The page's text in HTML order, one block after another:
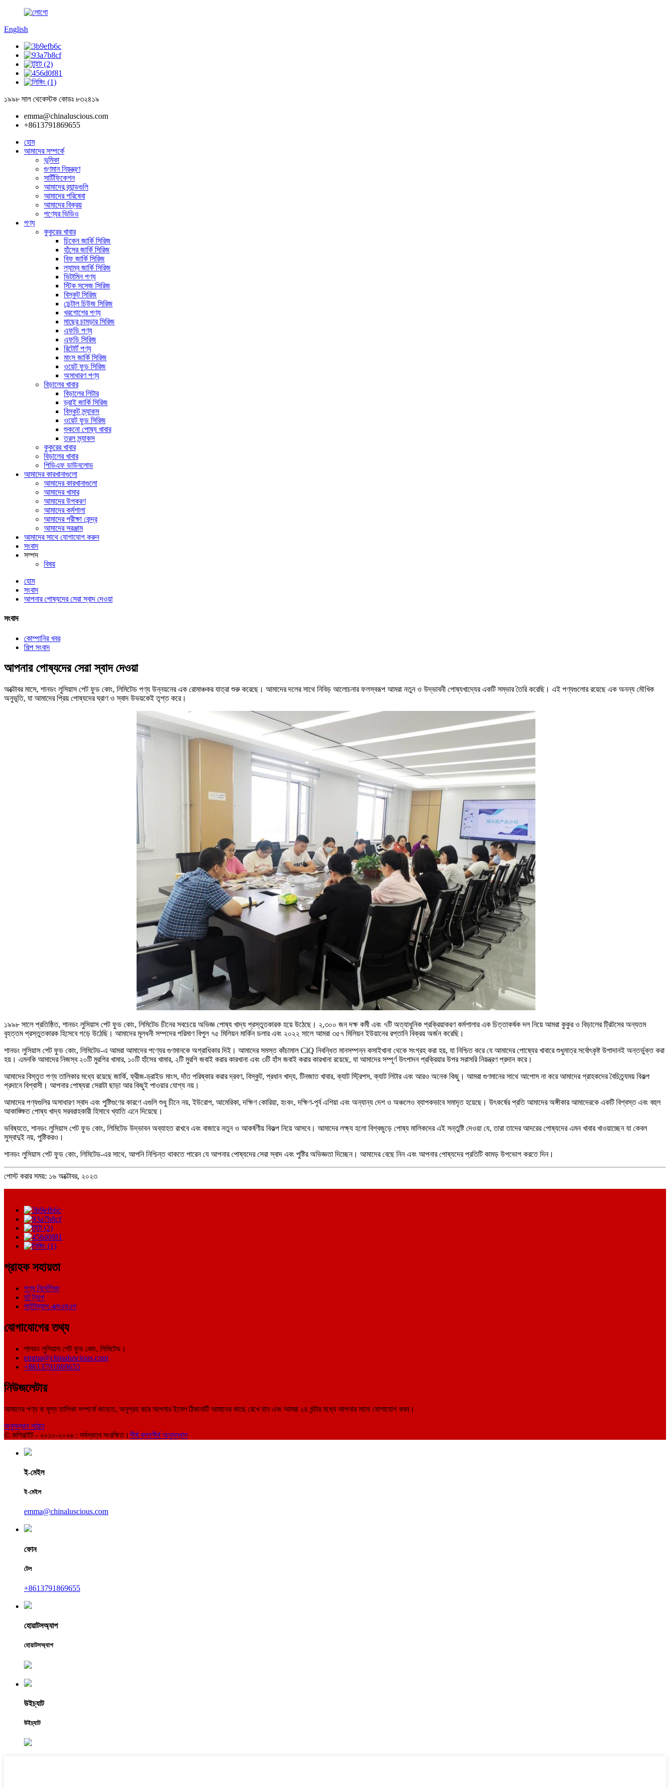
English
১৯৯৮ সাল থেকেস্টক কোডঃ ৮৩২৪১৯
emma@chinaluscious.com
+8613791869655
হোম
আমাদের সম্পর্কে
ভূমিকা
গুণমান নিয়ন্ত্রণ
সার্টিফিকেশন
আমাদের ব্র্যান্ডগুলি
আমাদের পরিষেবা
আমাদের বিক্রয়
পণ্যের ভিডিও
পণ্য
কুকুরের খাবার
চিকেন জার্কি সিরিজ
হাঁসের জার্কি সিরিজ
বিফ জার্কি সিরিজ
ল্যাম্ব জার্কি সিরিজ
ভিটামিন পণ্য
স্টিক সসেজ সিরিজ
বিস্কুট সিরিজ
ডেন্টাল চিউজ সিরিজ
খরগোশের পণ্য
মাছের চামড়ার সিরিজ
এফডি পণ্য
এফডি সিরিজ
রিটোর্ট পণ্য
মাংস জার্কি সিরিজ
ওয়েট ফুড সিরিজ
অসাধারণ পণ্য
বিড়ালের খাবার
বিড়ালের লিটার
ড্রাই জার্কি সিরিজ
বিস্কুট স্ন্যাকস
ওয়েট ফুড সিরিজ
শুকনো পোষ্য খাবার
তরল স্ন্যাকস
কুকুরের খাবার
বিড়ালের খাবার
পিডিএফ ডাউনলোড
আমাদের কারখানাগুলো
আমাদের কারখানাগুলো
আমাদের খামার
আমাদের উপকরণ
আমাদের কর্মশালা
আমাদের পরীক্ষা কেন্দ্র
আমাদের সরঞ্জাম
আমাদের সাথে যোগাযোগ করুন
সংবাদ
সম্পদ
বিষয়
হোম
সংবাদ
আপনার পোষ্যদের সেরা স্বাদ দেওয়া
সংবাদ
কোম্পানির খবর
শিল্প সংবাদ
আপনার পোষ্যদের সেরা স্বাদ দেওয়া
অক্টোবর মাসে, শানডং লুসিয়াস পেট ফুড কোং, লিমিটেড পণ্য উন্নয়নের এক রোমাঞ্চকর যাত্রা শুরু করেছে। আমাদের দলের সাথে নিবিড় আলোচনার ফলস্বরূপ আমরা নতুন ও উদ্ভাবনী পোষ্যখাদ্যের একটি সম্ভার তৈরি করেছি। এই পণ্যগুলোর রয়েছে এক অনন্য মৌখিক
অনুভূতি, যা আমাদের প্রিয় পোষ্যদের ঘ্রাণ ও স্বাদ উভয়কেই তৃপ্ত করে।
১৯৯৮ সালে প্রতিষ্ঠিত, শানডং লুসিয়াস পেট ফুড কোং, লিমিটেড চীনের সবচেয়ে অভিজ্ঞ পোষ্য খাদ্য প্রস্তুতকারক হয়ে উঠেছে। ২,৩০০ জন দক্ষ কর্মী এবং ৭টি অত্যাধুনিক প্রক্রিয়াকরণ কর্মশালার এক চিত্তাকর্ষক দল নিয়ে আমরা কুকুর ও বিড়ালের ট্রিটসের অন্যতম
বৃহত্তম প্রস্তুতকারক হিসেবে গড়ে উঠেছি। আমাদের মূলধনী সম্পদের পরিমাণ বিপুল ৭৫ মিলিয়ন মার্কিন ডলার এবং ২০২২ সালে আমরা ৩৫৭ মিলিয়ন ইউয়ানের রপ্তানি বিক্রয় অর্জন করেছি।
শানডং লুসিয়াস পেট ফুড কোং, লিমিটেড-এ আমরা আমাদের পণ্যের গুণমানকে অগ্রাধিকার দিই। আমাদের সমস্ত কাঁচামাল ClQ নিবন্ধিত মানসম্পন্ন কসাইখানা থেকে সংগ্রহ করা হয়, যা নিশ্চিত করে যে আমাদের পোষ্যের খাবারে শুধুমাত্র সর্বোৎকৃষ্ট উপাদানই অন্তর্ভুক্ত করা
হয়। এমনকি আমাদের নিজস্ব ২০টি মুরগির খামার, ১০টি হাঁসের খামার, ২টি মুরগি জবাই করার কারখানা এবং ৩টি হাঁস জবাই করার কারখানা রয়েছে, যা আমাদের সম্পূর্ণ উৎপাদন প্রক্রিয়ার উপর সরাসরি নিয়ন্ত্রণ প্রদান করে।
আমাদের বিস্তৃত পণ্য তালিকার মধ্যে রয়েছে জার্কি, ফ্রীজ-ড্রাইড মাংস, দাঁত পরিষ্কার করার দ্রবণ, বিস্কুট, প্রধান খাদ্য, টিনজাত খাবার, ক্যাট স্ট্রিপস, ক্যাট লিটার এবং আরও অনেক কিছু। আমরা গুণমানের সাথে আপোস না করে আমাদের গ্রাহকদের বৈচিত্র্যময় বিকল্প
প্রদানে বিশ্বাসী। আপনার পোষ্যরা সেরাটা ছাড়া আর কিছুই পাওয়ার যোগ্য নয়।
আমাদের পণ্যগুলির অসাধারণ স্বাদ এবং পুষ্টিগুণের কারণে এগুলি শুধু চীনে নয়, ইউরোপ, আমেরিকা, দক্ষিণ কোরিয়া, হংকং, দক্ষিণ-পূর্ব এশিয়া এবং অন্যান্য দেশ ও অঞ্চলেও ব্যাপকভাবে সমাদৃত হয়েছে। উৎকর্ষের প্রতি আমাদের অঙ্গীকার আমাদেরকে একটি বিশ্বস্ত এবং বহুল
আকাঙ্ক্ষিত পোষ্য খাদ্য সরবরাহকারী হিসাবে খ্যাতি এনে দিয়েছে।
ভবিষ্যতে, শানডং লুসিয়াস পেট ফুড কোং, লিমিটেড উদ্ভাবন অব্যাহত রাখবে এবং বাজারে নতুন ও আকর্ষণীয় বিকল্প নিয়ে আসবে। আমাদের লক্ষ্য হলো বিশ্বজুড়ে পোষ্য মালিকদের এই সন্তুষ্টি দেওয়া যে, তারা তাদের আদরের পোষ্যদের এমন খাবার খাওয়াচ্ছেন যা কেবল
সুস্বাদুই নয়, পুষ্টিকরও।
শানডং লুসিয়াস পেট ফুড কোং, লিমিটেড-এর সাথে, আপনি নিশ্চিন্ত থাকতে পারেন যে আপনার পোষ্যদের সেরা স্বাদ এবং পুষ্টির অভিজ্ঞতা দিচ্ছেন। আমাদের বেছে নিন এবং আপনার পোষ্যদের প্রতিটি কামড় উপভোগ করতে দিন।
পোস্ট করার সময়: ১৬ অক্টোবর, ২০২৩
গ্রাহক সহায়তা
পণ্য নির্দেশিকা
হট ট্যাগ
সাইটম্যাপ.এক্সএমএল
যোগাযোগের তথ্য
শানডং লুসিয়াস পেট ফুড কোং, লিমিটেড।
emma@chinaluscious.com
+8613791869655
নিউজলেটার
আমাদের পণ্য বা মূল্য তালিকা সম্পর্কে জানতে, অনুগ্রহ করে আপনার ইমেল ঠিকানাটি আমাদের কাছে রেখে যান এবং আমরা ২৪ ঘন্টার মধ্যে আপনার সাথে যোগাযোগ করব।
অনুসন্ধান পাঠান
© কপিরাইট - ২০১০-২০২৬ : সর্বস্বত্ব সংরক্ষিত। শীর্ষ ব্লগশীর্ষ অনুসন্ধান
ই-মেইল
ই-মেইল
emma@chinaluscious.com
ফোন
টেল
+8613791869655
হোয়াটসঅ্যাপ
হোয়াটসঅ্যাপ
উইচ্যাট
উইচ্যাট